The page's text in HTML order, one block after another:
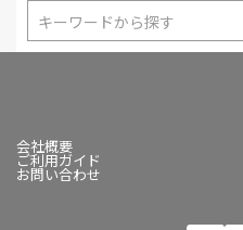
キーワードから探す
会社概要
ご利用ガイド
お問い合わせ